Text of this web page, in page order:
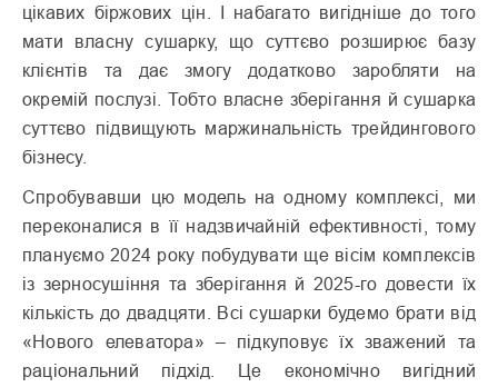
цікавих біржових цін. І набагато вигідніше до того
мати власну сушарку, що суттєво розширює базу
клієнтів та дає змогу додатково заробляти на
окремій послузі. Тобто власне зберігання й сушарка
суттєво підвищують маржинальність трейдингового
бізнесу.
Спробувавши цю модель на одному комплексі, ми
переконалися в її надзвичайній ефективності, тому
пла­нуємо 2024 року побудувати ще вісім комплексів
із зерносушіння та зберігання й 2025-го довести їх
кількість до двадцяти. Всі сушарки будемо брати від
«Нового елеватора» – підкуповує їх зважений та
раціональний підхід. Це економічно вигідний